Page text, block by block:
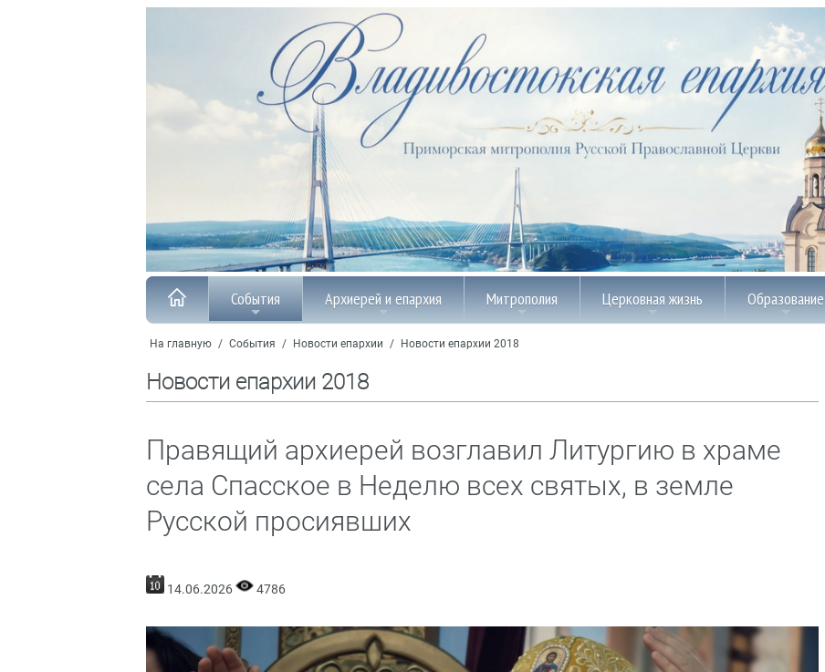
События Архиерей и епархия Митрополия Церковная жизнь Образование
На главную / События / Новости епархии / Новости епархии 2018
Новости епархии 2018
Правящий архиерей возглавил Литургию в храме
села Спасское в Неделю всех святых, в земле
Русской просиявших
14.06.2026 4786